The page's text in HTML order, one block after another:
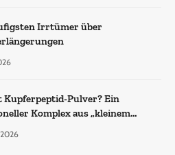
Irrtümer über
Kupferpeptid-Pulver? Ein
Komplex aus „kleinem